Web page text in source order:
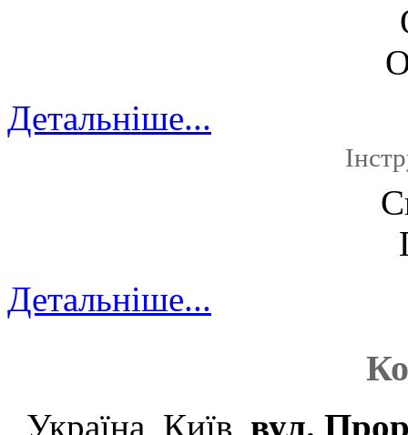
Детальніше...
Детальніше...
Україна, Київ, вул.